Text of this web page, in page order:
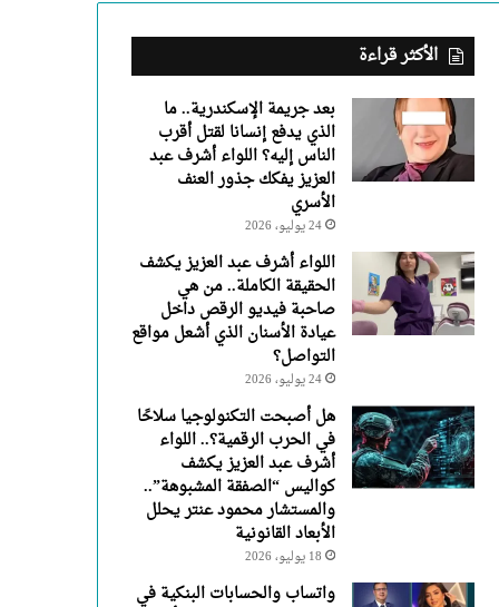
يفكك
جذور
العنف
الأسري
الأكثر قراءة
بعد جريمة الإسكندرية.. ما
الذي يدفع إنسانا لقتل أقرب
الناس إليه؟ اللواء أشرف عبد
العزيز يفكك جذور العنف
الأسري
24 يوليو، 2026
اللواء أشرف عبد العزيز يكشف
الحقيقة الكاملة.. من هي
صاحبة فيديو الرقص داخل
عيادة الأسنان الذي أشعل مواقع
التواصل؟
24 يوليو، 2026
هل أصبحت التكنولوجيا سلاحًا
في الحرب الرقمية؟.. اللواء
أشرف عبد العزيز يكشف
كواليس “الصفقة المشبوهة”..
والمستشار محمود عنتر يحلل
الأبعاد القانونية
18 يوليو، 2026
واتساب والحسابات البنكية في